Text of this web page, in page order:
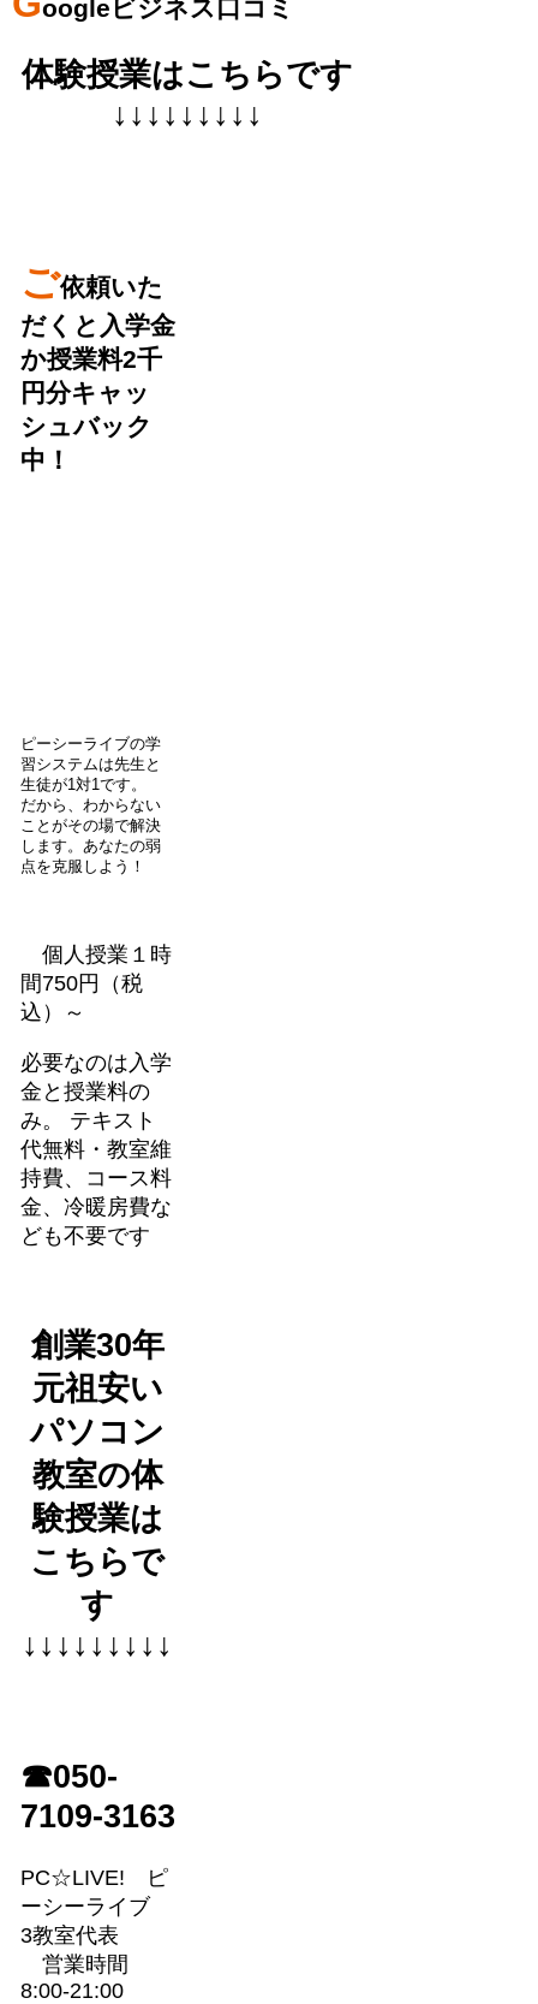
oogleビジネス口コミ
体験授業はこちらです
↓↓↓↓↓↓↓↓↓
ご依頼いた
だくと入学金
か授業料2千
円分キャッ
シュバック
中！
ピーシーライブの学
習システムは先生と
生徒が1対1です。
だから、わからない
ことがその場で解決
します。あなたの弱
点を克服しよう！
個人授業１時
間750円（税
込）～
必要なのは入学
金と授業料の
み。 テキスト
代無料・教室維
持費、コース料
金、冷暖房費な
ども不要です
創業30年
元祖安い
パソコン
教室の体
験授業は
こちらで
す
↓↓↓↓↓↓↓↓↓
☎050-
7109-3163
PC☆LIVE! ピ
ーシーライブ
3教室代表
営業時間
8:00-21:00